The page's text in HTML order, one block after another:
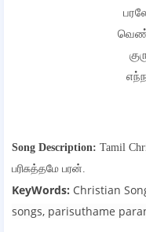
Song Description: Tamil
பரிசுத்தமே பரன்.
KeyWords: Christian
songs, parisuthame